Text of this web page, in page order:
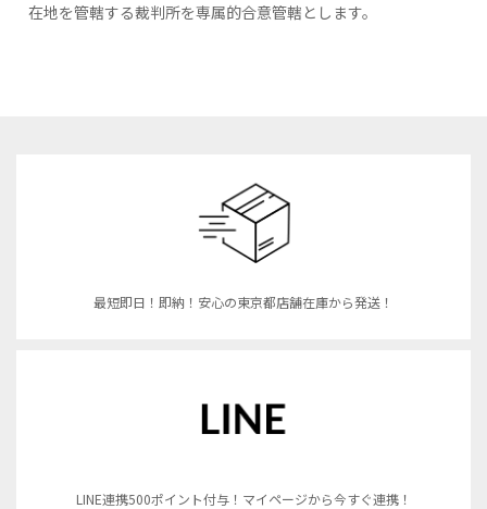
在地を管轄する裁判所を専属的合意管轄とします。
最短即日！即納！安心の東京都店舗在庫から発送！
LINE連携500ポイント付与！マイページから今すぐ連携！